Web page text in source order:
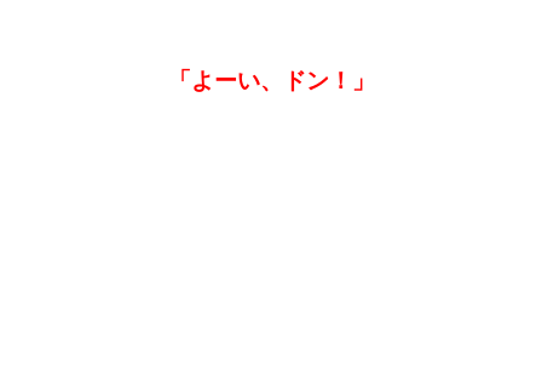
「よーい、ドン！」